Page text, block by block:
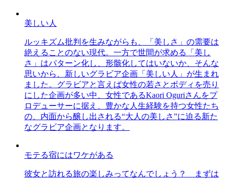
美しい人
ルッキズム批判を生みながらも、「美しさ」の需要は
絶えることのない現代。一方で世間が求める「美し
さ」はパターン化し、形骸化してはいないか、そんな
思いから、新しいグラビア企画「美しい人」が生まれ
ました。グラビアと言えば女性の若さとボディを売り
にした企画が多い中、女性であるKaori Oguriさんをプ
ロデューサーに据え、豊かな人生経験を持つ女性たち
の、内面から醸し出される“大人の美しさ”に迫る新た
なグラビア企画となります。
モテる宿にはワケがある
彼女と訪れる旅の楽しみってなんでしょう？ まずは